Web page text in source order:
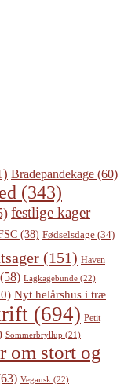
Bradepandekage (60)
(343)
festlige kager
(38) Fødselsdage (34)
(151) Haven
(58) Lagkagebunde (22)
Nyt helårshus i træ
(694) Petit
Sommerbryllup (21)
om stort og
Vegansk (22)